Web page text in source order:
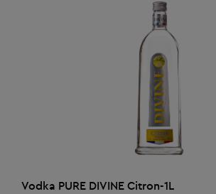
AJOUTER AU PANIER
Vodka PURE DIVINE Citron-1L